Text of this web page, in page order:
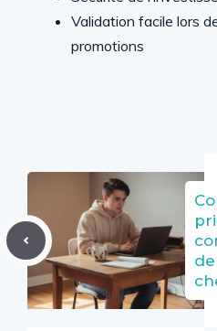
Validation facile lors
promotions